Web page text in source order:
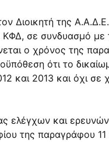
Διοικητή της
ΚΦΔ, σε συνδυασμό με
ο χρόνος της
ότι το
και 2013 και όχι σε
ελέγχων και
της παραγράφου 11